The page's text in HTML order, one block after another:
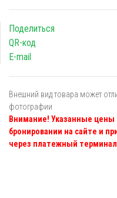
Поделиться
QR-код
E-mail
Внешний вид товара может
фотографии
Внимание! Указанные цены
бронировании на сайте и
через платежный терминал